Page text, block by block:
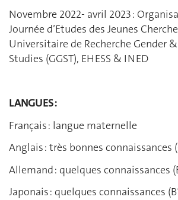
Novembre 2022- avril 2023 :
Journée d’Etudes des Jeunes
Universitaire de Recherche Gender
Studies (GGST), EHESS & INED
LANGUES :
Français : langue maternelle
Anglais : très bonnes connaissances
Allemand : quelques connaissances
Japonais : quelques connaissances